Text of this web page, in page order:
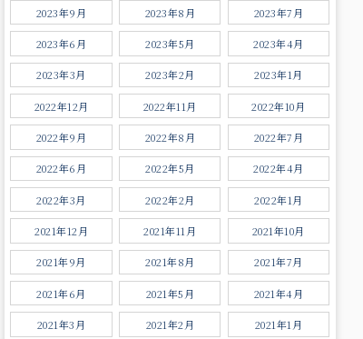
2023年9月 2023年8月 2023年7月
2023年6月 2023年5月 2023年4月
2023年3月 2023年2月 2023年1月
2022年12月 2022年11月 2022年10月
2022年9月 2022年8月 2022年7月
2022年6月 2022年5月 2022年4月
2022年3月 2022年2月 2022年1月
2021年12月 2021年11月 2021年10月
2021年9月 2021年8月 2021年7月
2021年6月 2021年5月 2021年4月
2021年3月 2021年2月 2021年1月